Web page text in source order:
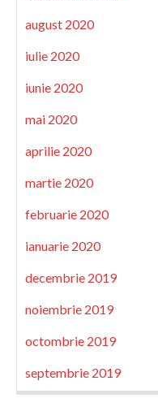
august 2020
iulie 2020
iunie 2020
mai 2020
aprilie 2020
martie 2020
februarie 2020
ianuarie 2020
decembrie 2019
noiembrie 2019
octombrie 2019
septembrie 2019